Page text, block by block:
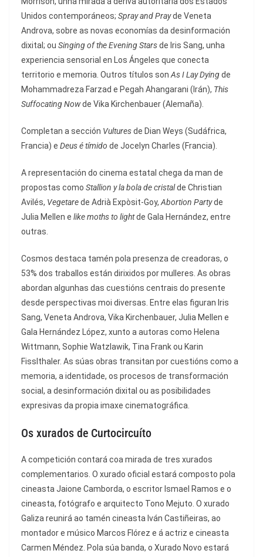
Unidos contemporáneos; Spray and Prayde Veneta
Androva, sobre as novas economías da desinformación
dixital; ou Singing of the Evening Starsde Iris Sang, unha
experiencia sensorial en Los Ángeles que conecta
territorio e memoria. Outros títulos son As I Lay Dyingde
Mohammadreza Farzad e Pegah Ahangarani (Irán), This
Suffocating Nowde Vika Kirchenbauer (Alemaña).
Completan a sección Vulturesde Dian Weys (Sudáfrica,
Francia) e Deus é tímido de Jocelyn Charles (Francia).
A representación do cinema estatal chega da man de
propostas como Stallion y la bola de cristalde Christian
Avilés, Vegetarede Adrià Expòsit-Goy, Abortion Partyde
Julia Mellen e like moths to lightde Gala Hernández, entre
outras.
Cosmos destaca tamén pola presenza de creadoras, o
53% dos traballos están dirixidos por mulleres. As obras
abordan algunhas das cuestións centrais do presente
desde perspectivas moi diversas. Entre elas figuran Iris
Sang, Veneta Androva, Vika Kirchenbauer, Julia Mellen e
Gala Hernández López, xunto a autoras como Helena
Wittmann, Sophie Watzlawik, Tina Frank ou Karin
Fisslthaler. As súas obras transitan por cuestións como a
memoria, a identidade, os procesos de transformación
social, a desinformación dixital ou as posibilidades
expresivas da propia imaxe cinematográfica.
Os xurados de Curtocircuíto
A competición contará coa mirada de tres xurados
complementarios. O xurado oficial estará composto pola
cineasta Jaione Camborda, o escritor Ismael Ramos e o
cineasta, fotógrafo e arquitecto Tono Mejuto. O xurado
Galiza reunirá ao tamén cineasta Iván Castiñeiras, ao
montador e músico Marcos Flórez e á actriz e cineasta
Carmen Méndez. Pola súa banda, o Xurado Novo estará